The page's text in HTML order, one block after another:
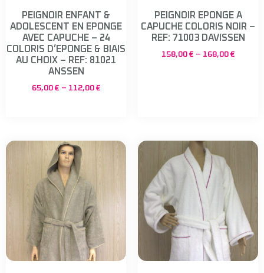
PEIGNOIR ENFANT &
ADOLESCENT EN EPONGE
AVEC CAPUCHE – 24
COLORIS D’EPONGE & BIAIS
AU CHOIX – REF: 81021
ANSSEN
65,00 € – 112,00 €
PEIGNOIR EPONGE A
CAPUCHE COLORIS NOIR –
REF: 71003 DAVISSEN
158,00 € – 168,00 €